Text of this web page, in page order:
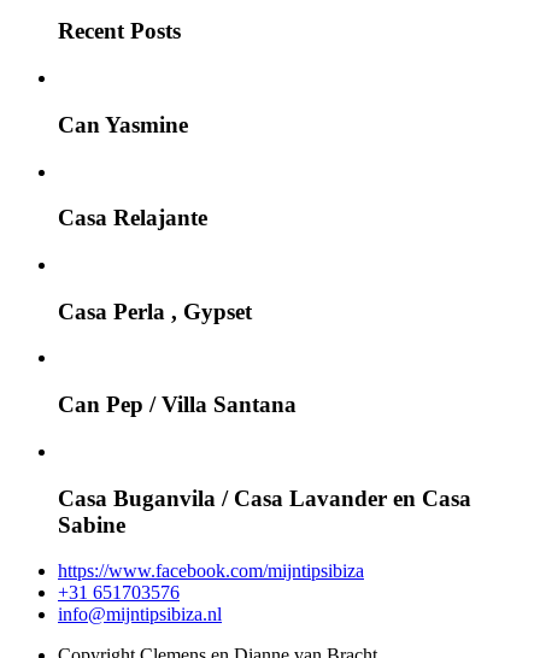
Recent Posts
Can Yasmine
Casa Relajante
Casa Perla , Gypset
Can Pep / Villa Santana
Casa Buganvila / Casa Lavander en Casa
Sabine
https://www.facebook.com/mijntipsibiza
+31 651703576
info@mijntipsibiza.nl